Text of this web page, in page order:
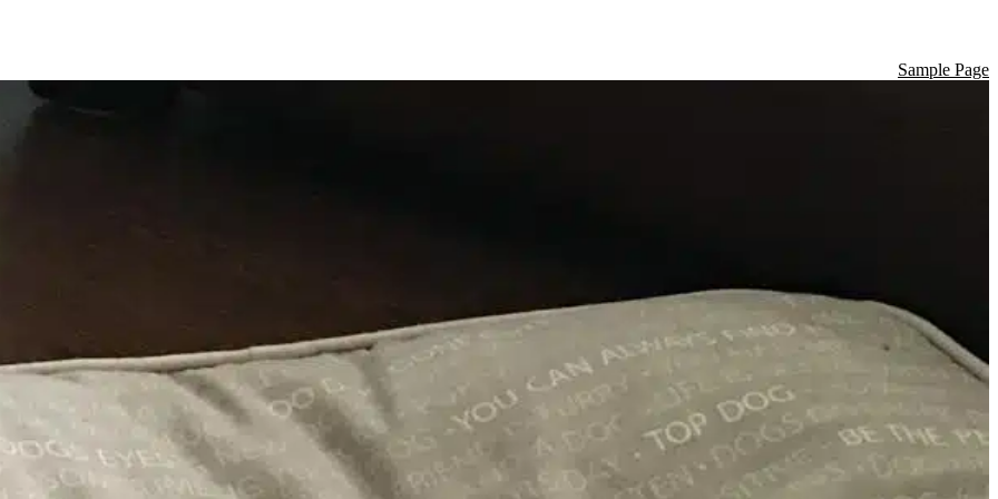
Sample Page